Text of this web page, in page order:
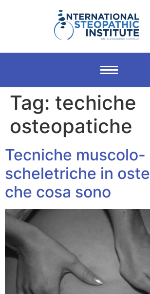
Tag: techiche
osteopatiche
Tecniche muscolo-
scheletriche in
che cosa sono